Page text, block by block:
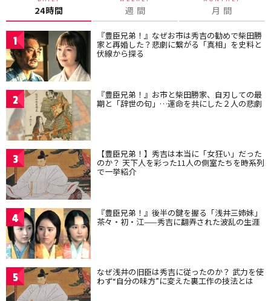
24時間 週 間 月 間
1 『豊臣兄弟！』なぜお市は秀吉の勧めで柴田勝
家と再婚した？悲劇に繋がる「真相」を史料と
伏線から探る
2 『豊臣兄弟！』お市と柴田勝家、自刃しての最
期と「辞世の句」…運命を共にした２人の悲劇
3 【豊臣兄弟！】秀吉は本当に「女狂い」だった
のか？ 天下人を彩った11人の側室たちを時系列
で一挙紹介
4 『豊臣兄弟！』後半の鍵を握る「浅井三姉妹」
茶々・初・江——秀吉に翻弄された波乱の生涯
5 なぜ浅井の旧臣は秀吉に従ったのか？ 武力を使
わず“自分の味方”に変えた裏工作の技法とは